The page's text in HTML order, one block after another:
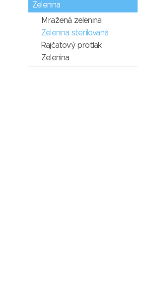
Zelenina
Mražená zelenina
Zelenina sterilovaná
Rajčatový protlak
Zelenina